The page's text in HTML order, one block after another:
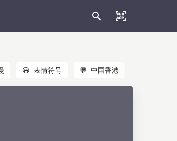
😃 表情符号 💬 中国香港